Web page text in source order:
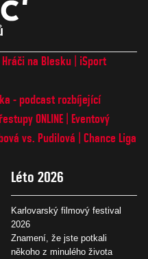
Hráči na Blesku
iSport
- podcast rozbíjející
ONLINE
Eventový
vs. Pudilová
Chance Liga
Léto 2026
Karlovarský filmový festival
2026
Znamení, že jste potkali
někoho z minulého života